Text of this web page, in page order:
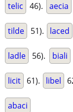
telic 46). aecia
tilde 51). laced
ladle 56). biali
licit 61). libel
abaci